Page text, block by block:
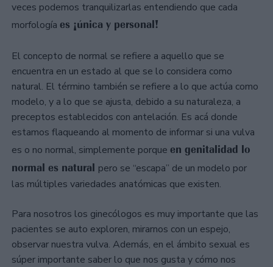
veces podemos tranquilizarlas entendiendo que cada
morfología es ¡única y personal!
El concepto de normal se refiere a aquello que se
encuentra en un estado al que se lo considera como
natural. El término también se refiere a lo que actúa como
modelo, y a lo que se ajusta, debido a su naturaleza, a
preceptos establecidos con antelación. Es acá donde
estamos flaqueando al momento de informar si una vulva
es o no normal, simplemente porque en genitalidad lo
normal es natural pero se “escapa” de un modelo por
las múltiples variedades anatómicas que existen.⠀
Para nosotros los ginecólogos es muy importante que las
pacientes se auto exploren, mirarnos con un espejo,
observar nuestra vulva. Además, en el ámbito sexual es
súper importante saber lo que nos gusta y cómo nos